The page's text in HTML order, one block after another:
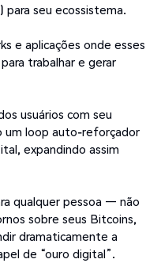
) para seu ecossistema.
e aplicações onde esses
trabalhar e gerar
usuários com seu
um loop auto-reforçador
expandindo assim
qualquer pessoa — não
sobre seus Bitcoins,
dramaticamente a
de “ouro digital”.